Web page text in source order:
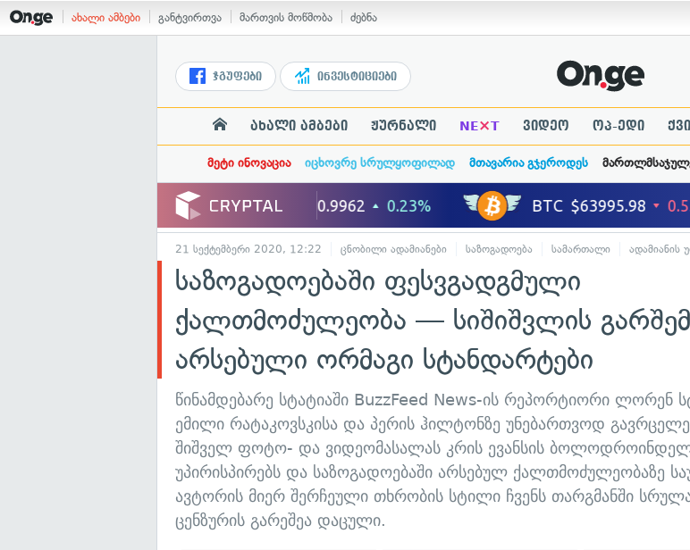
ახალი ამბები განტვირთვა მართვის მოწმობა ძებნა
ჯგუფები ინვესტიციები
ახალი ამბები ჟურნალი NE×T ვიდეო ოპ-ედი
მეტი ინოვაცია იცხოვრე სრულყოფილად მთავარია გჯეროდეს
21 სექტემბერი 2020, 12:22 ცნობილი ადამიანები საზოგადოება სამართალი ადამიანის
საზოგადოებაში ფესვგადგმული
ქალთმოძულეობა — სიშიშვლის
არსებული ორმაგი სტანდარტები
წინამდებარე სტატიაში BuzzFeed News-ის რეპორტიორი ლორენ
ემილი რატაკოვსკისა და პერის ჰილტონზე უნებართვოდ
შიშველ ფოტო- და ვიდეომასალას კრის ევანსის ბოლოდროინდელ
უპირისპირებს და საზოგადოებაში არსებულ ქალთმოძულეობაზე
ავტორის მიერ შერჩეული თხრობის სტილი ჩვენს თარგმანში
ცენზურის გარეშეა დაცული.